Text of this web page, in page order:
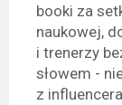
booki za
naukowej,
i trenerzy
słowem -
z